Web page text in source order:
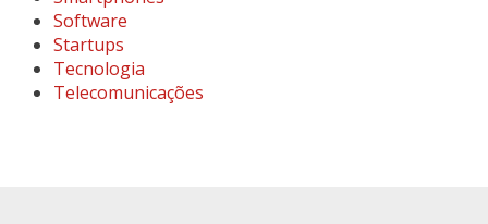
Software
Startups
Tecnologia
Telecomunicações